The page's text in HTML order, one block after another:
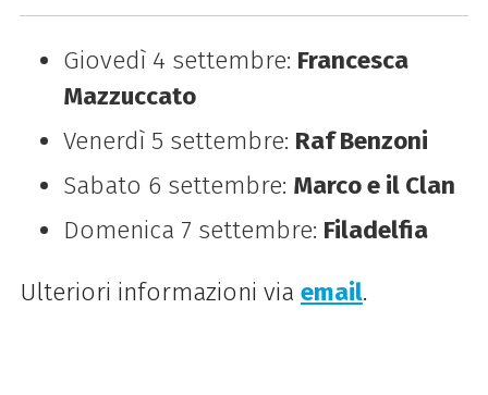
Giovedì 4 settembre: Francesca
Mazzuccato
Venerdì 5 settembre: Raf Benzoni
Sabato 6 settembre: Marco e il Clan
Domenica 7 settembre: Filadelfia
Ulteriori informazioni via email.